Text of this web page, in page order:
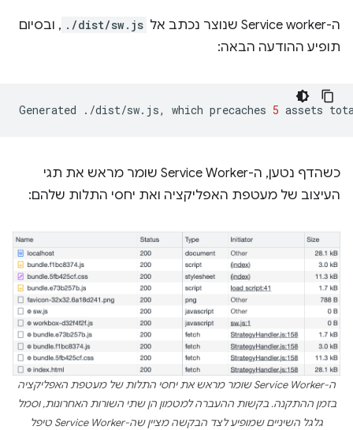
ה-Service worker שנוצר נכתב אל ./dist/sw.js , ובסיום
תופיע ההודעה הבאה:
Generated ./dist/sw.js, which precaches 5 assets
כשהדף נטען, ה-Service Worker שומר מראש את תגי
העיצוב של מעטפת האפליקציה ואת יחסי התלות שלהם:
ה-Service Worker שומר מראש את יחסי התלות של מעטפת האפליקציה
בזמן ההתקנה. בקשות ההעברה למטמון הן שתי השורות האחרונות, וסמל
גלגל השיניים שמופיע לצד הבקשה מציין שה-Service Worker טיפל